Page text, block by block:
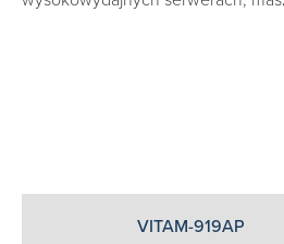
VITAM-919AP